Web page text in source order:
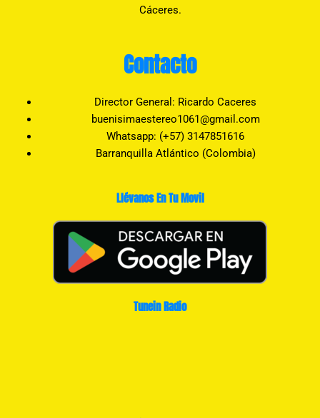
Cáceres.
Contacto
Director General: Ricardo Caceres
buenisimaestereo1061@gmail.com
Whatsapp: (+57) 3147851616
Barranquilla Atlántico (Colombia)
Llévanos En Tu Movil
Tunein Radio